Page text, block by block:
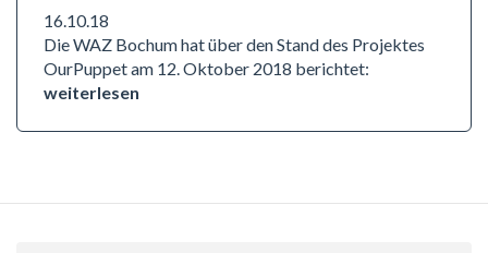
16.10.18
Die WAZ Bochum hat über den Stand des Projektes
OurPuppet am 12. Oktober 2018 berichtet:
weiterlesen